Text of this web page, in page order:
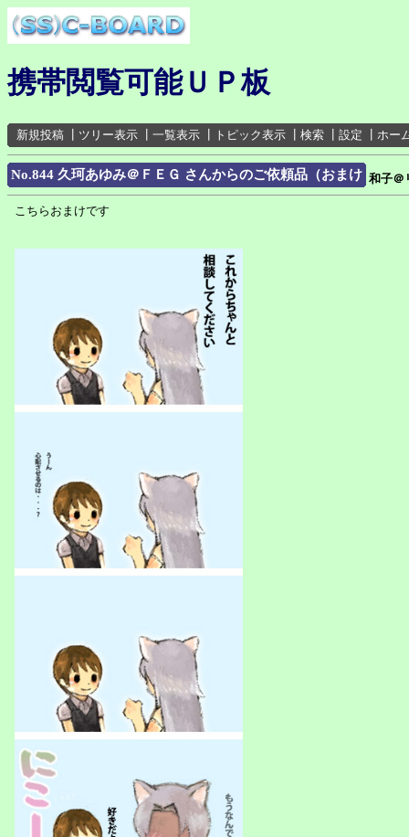
携帯閲覧可能ＵＰ板
新規投稿 ツリー表示 一覧表示 トピック表示 検索 設定 ホー
No.844 久珂あゆみ＠ＦＥＧ さんからのご依頼品（おまけ 和子＠
こちらおまけです